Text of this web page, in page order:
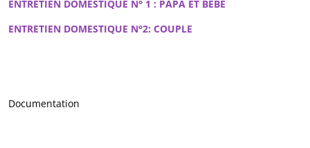
ENTRETIEN DOMESTIQUE N° 1 : PAPA ET BEBE
ENTRETIEN DOMESTIQUE N°2: COUPLE
Documentation